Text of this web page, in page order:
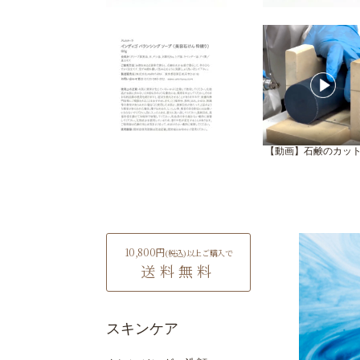
【動画】石鹸のカッ
10,800円(税込)以上ご購入で
送料無料
スキンケア